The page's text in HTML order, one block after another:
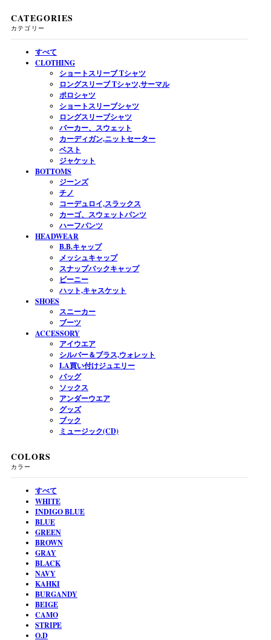
CATEGORIES
カテゴリー
すべて
CLOTHING
ショートスリーブ Tシャツ
ロングスリーブ Tシャツ,サーマル
ポロシャツ
ショートスリーブシャツ
ロングスリーブシャツ
パーカー、スウェット
カーディガン,ニットセーター
ベスト
ジャケット
BOTTOMS
ジーンズ
チノ
コーデュロイ,スラックス
カーゴ、スウェットパンツ
ハーフパンツ
HEADWEAR
B.B.キャップ
メッシュキャップ
スナップバックキャップ
ビーニー
ハット,キャスケット
SHOES
スニーカー
ブーツ
ACCESSORY
アイウエア
シルバー＆ブラス,ウォレット
LA買い付けジュエリー
バッグ
ソックス
アンダーウエア
グッズ
ブック
ミュージック(CD)
COLORS
カラー
すべて
WHITE
INDIGO BLUE
BLUE
GREEN
BROWN
GRAY
BLACK
NAVY
KAHKI
BURGANDY
BEIGE
CAMO
STRIPE
O.D